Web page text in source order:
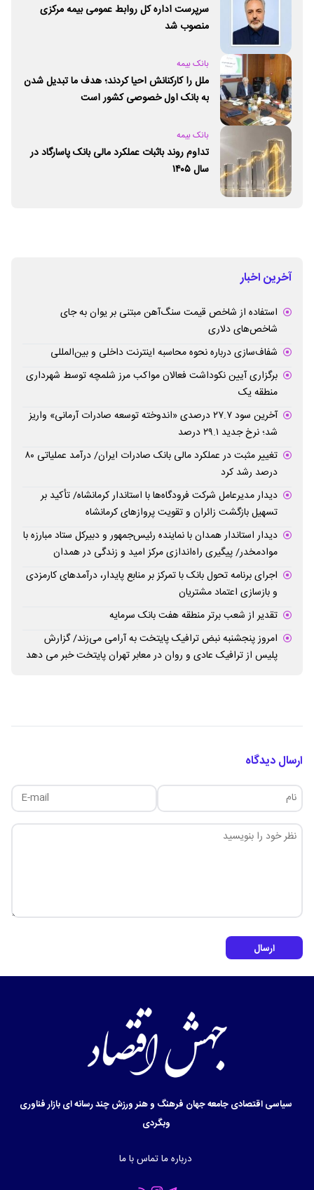
سرپرست اداره کل روابط عمومی بیمه مرکزی
منصوب شد
بانک بیمه
ملل را کارکنانش احیا کردند؛ هدف ما تبدیل شدن
به بانک اول خصوصی کشور است
بانک بیمه
تداوم روند باثبات عملکرد مالی بانک پاسارگاد در
سال ۱۴۰۵
آخرین اخبار
استفاده از شاخص قیمت سنگ‌آهن مبتنی بر یوان به جای
شاخص‌های دلاری
شفاف‌سازی درباره نحوه محاسبه اینترنت داخلی و بین‌المللی
برگزاری آیین نکوداشت فعالان مواکب مرز شلمچه توسط شهرداری
منطقه یک
آخرین سود ۲۷.۷ درصدی «اندوخته توسعه صادرات آرمانی» واریز
شد؛ نرخ جدید ۲۹.۱ درصد
تغییر مثبت در عملکرد مالی بانک صادرات ایران/ درآمد عملیاتی ۸۰
درصد رشد کرد
دیدار مدیرعامل شرکت فرودگاه‌ها با استاندار کرمانشاه/ تأکید بر
تسهیل بازگشت زائران و تقویت پروازهای کرمانشاه
دیدار استاندار همدان با نماینده رئیس‌جمهور و دبیرکل ستاد مبارزه با
موادمخدر/ پیگیری راه‌اندازی مرکز امید و زندگی در همدان
اجرای برنامه تحول بانک با تمرکز بر منابع پایدار، درآمدهای کارمزدی
و بازسازی اعتماد مشتریان
تقدیر از شعب برتر منطقه هفت بانک سرمایه
امروز پنجشنبه نبض ترافیک پایتخت به آرامی می‌زند/ گزارش
پلیس از ترافیک عادی و روان در معابر تهران پایتخت خبر می دهد
ارسال دیدگاه
ارسال
سیاسیاقتصادیجامعهجهان فرهنگ و هنرورزشچند رسانه ایبازارفناوری
وبگردی
درباره ماتماس با ما